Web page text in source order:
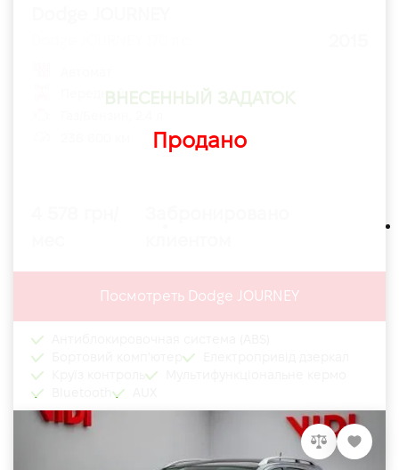
ВНЕСЕННЫЙ ЗАДАТОК
Продано
Передний
Посмотреть Dodge JOURNEY